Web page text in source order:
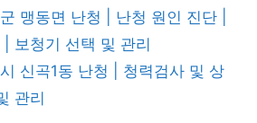
맹동면 난청 | 난청 원인 진단 |
보청기 선택 및 관리
신곡1동 난청 | 청력검사 및 상
관리